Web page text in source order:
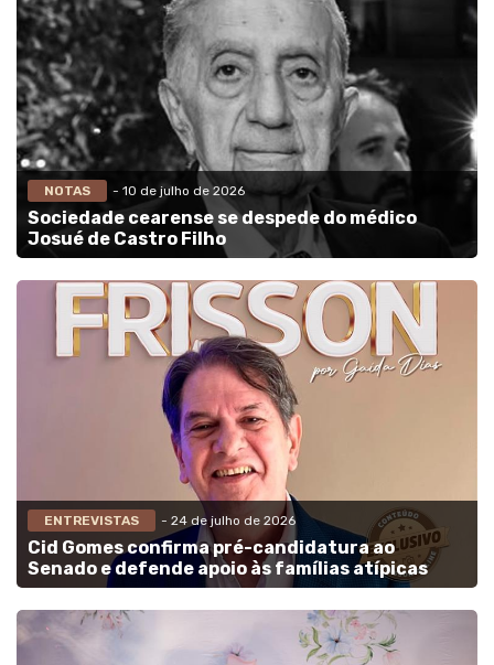
NOTAS - 10 de julho de 2026
Sociedade cearense se despede do médico
Josué de Castro Filho
ENTREVISTAS - 24 de julho de 2026
Cid Gomes confirma pré-candidatura ao
Senado e defende apoio às famílias atípicas